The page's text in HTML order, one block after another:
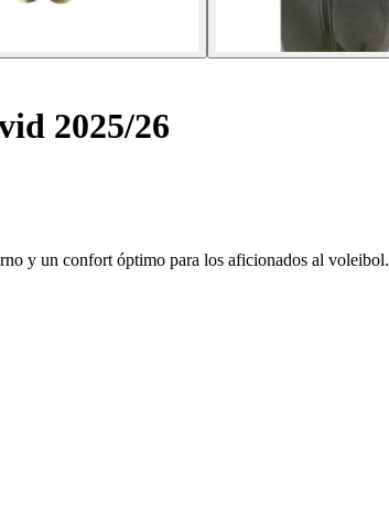
2025/26
y un confort óptimo para los aficionados al voleibol.